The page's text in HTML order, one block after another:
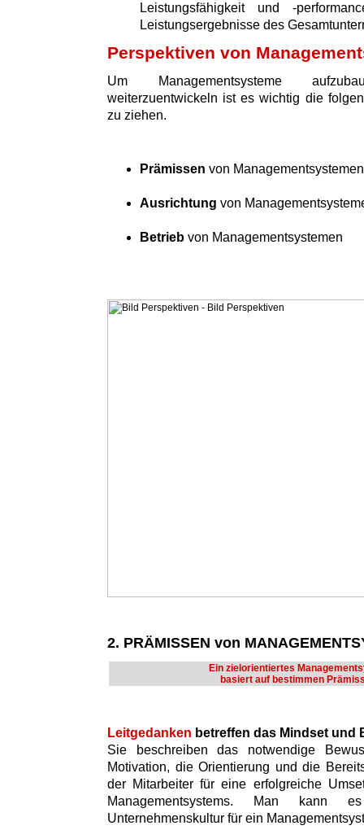
Leistungsfähigkeit und -
Leistungsergebnisse des
Perspektiven von
Um Managementsysteme
weiterzuentwickeln ist es wichtig die
zu ziehen.
Prämissen von Managementsystemen
Ausrichtung von
Betrieb von Managementsystemen
2. PRÄMISSEN von
Ein zielorientiertes
basiert auf bestimmen
Leitgedanken betreffen das Mindset und
Sie beschreiben das notwendige
Motivation, die Orientierung und die
der Mitarbeiter für eine erfolgreiche
Managementsystems. Man kann
Unternehmenskultur für ein